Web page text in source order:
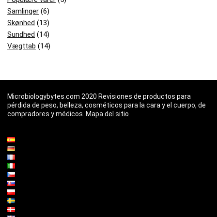
Samlinger (6)
Skønhed (13)
Sundhed (14)
Vægttab (14)
Microbiologybytes.com 2020 Revisiones de productos para
pérdida de peso, belleza, cosméticos para la cara y el cuerpo, de
compradores y médicos. Mapa del sitio